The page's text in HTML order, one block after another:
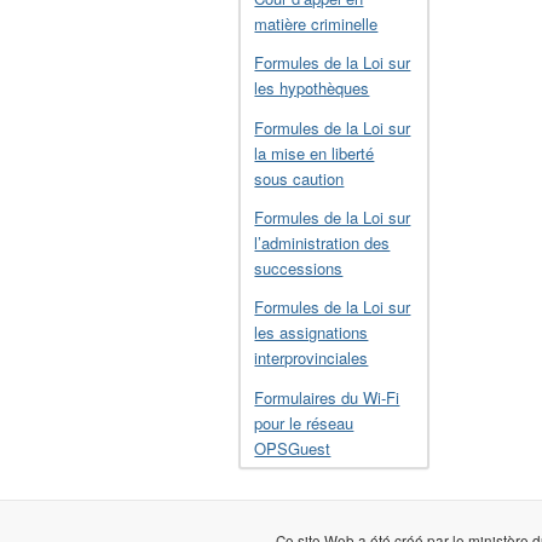
matière criminelle
Formules de la Loi sur
les hypothèques
Formules de la Loi sur
la mise en liberté
sous caution
Formules de la Loi sur
l’administration des
successions
Formules de la Loi sur
les assignations
interprovinciales
Formulaires du Wi-Fi
pour le réseau
OPSGuest